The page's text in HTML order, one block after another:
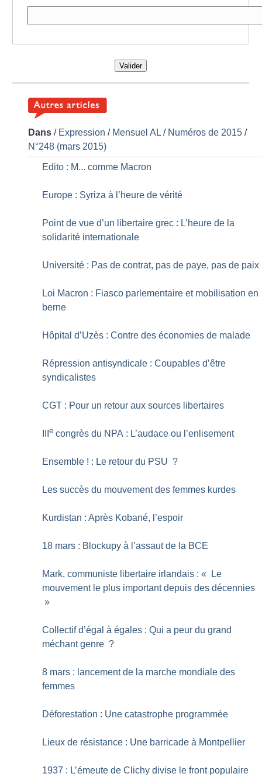
Valider
Dans / Expression / Mensuel AL / Numéros de 2015 /
N°248 (mars 2015)
Edito : M... comme Macron
Europe : Syriza à l’heure de vérité
Point de vue d’un libertaire grec : L’heure de la
solidarité internationale
Université : Pas de contrat, pas de paye, pas de paix
Loi Macron : Fiasco parlementaire et mobilisation en
berne
Hôpital d’Uzès : Contre des économies de malade
Répression antisyndicale : Coupables d’être
syndicalistes
CGT : Pour un retour aux sources libertaires
IIIe congrès du NPA : L’audace ou l’enlisement
Ensemble ! : Le retour du PSU ?
Les succès du mouvement des femmes kurdes
Kurdistan : Après Kobané, l’espoir
18 mars : Blockupy à l’assaut de la BCE
Mark, communiste libertaire irlandais : «
Le
mouvement le plus important depuis des décennies
»
Collectif d’égal à égales : Qui a peur du grand
méchant genre ?
8 mars : lancement de la marche mondiale des
femmes
Déforestation : Une catastrophe programmée
Lieux de résistance : Une barricade à Montpellier
1937 : L’émeute de Clichy divise le front populaire